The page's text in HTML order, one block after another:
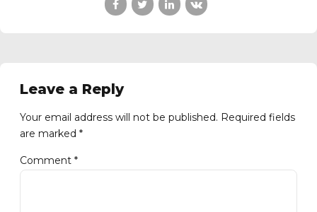
Leave a Reply
Your email address will not be published. Required fields
are marked *
Comment *